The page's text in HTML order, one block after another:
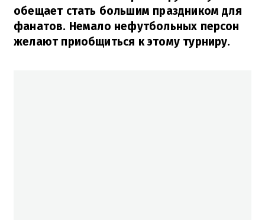
обещает стать большим праздником для
фанатов. Немало нефутбольных персон
желают приобщиться к этому турниру.